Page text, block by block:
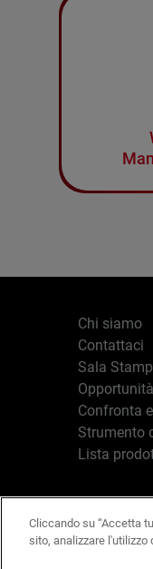
Chi siamo
Contattaci
Sala
Confronta
Strumento
Lista
Italiano
Cliccando su “Accetta
sito, analizzare